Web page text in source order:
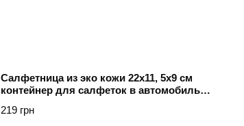
Салфетница из эко кожи 22х11, 5х9 см
контейнер для салфеток в автомобиль
219 грн